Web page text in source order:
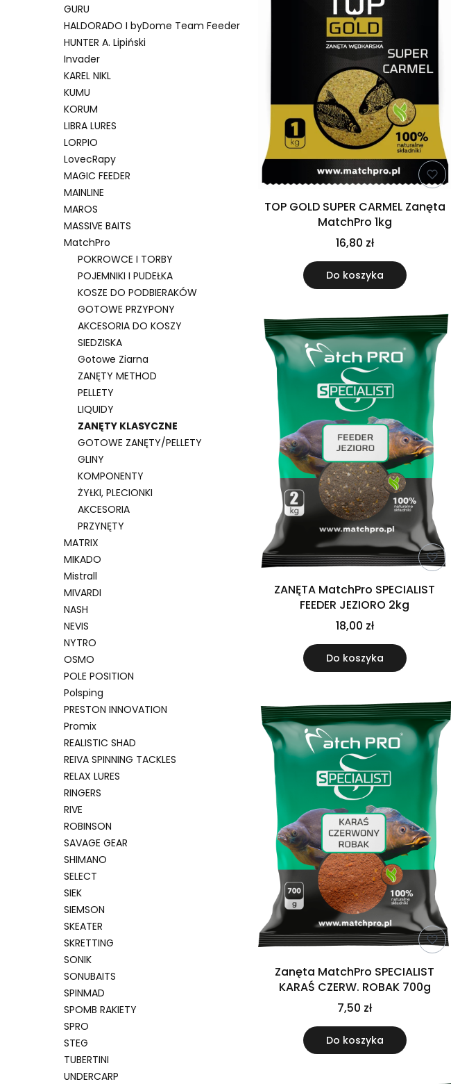
GURU
HALDORADO I byDome Team Feeder
HUNTER A. Lipiński
Invader
KAREL NIKL
KUMU
KORUM
LIBRA LURES
LORPIO
LovecRapy
MAGIC FEEDER
MAINLINE
MAROS
MASSIVE BAITS
MatchPro
POKROWCE I TORBY
POJEMNIKI I PUDEŁKA
KOSZE DO PODBIERAKÓW
GOTOWE PRZYPONY
AKCESORIA DO KOSZY
SIEDZISKA
Gotowe Ziarna
ZANĘTY METHOD
PELLETY
LIQUIDY
ZANĘTY KLASYCZNE
GOTOWE ZANĘTY/PELLETY
GLINY
KOMPONENTY
ŻYŁKI, PLECIONKI
AKCESORIA
PRZYNĘTY
MATRIX
MIKADO
Mistrall
MIVARDI
NASH
NEVIS
NYTRO
OSMO
POLE POSITION
Polsping
PRESTON INNOVATION
Promix
REALISTIC SHAD
REIVA SPINNING TACKLES
RELAX LURES
RINGERS
RIVE
ROBINSON
SAVAGE GEAR
SHIMANO
SELECT
SIEK
SIEMSON
SKEATER
SKRETTING
SONIK
SONUBAITS
SPINMAD
SPOMB RAKIETY
SPRO
STEG
TUBERTINI
UNDERCARP
TOP GOLD SUPER CARMEL Zanęta
MatchPro 1kg
16,80 zł
Do koszyka
ZANĘTA MatchPro SPECIALIST
FEEDER JEZIORO 2kg
18,00 zł
Do koszyka
Zanęta MatchPro SPECIALIST
KARAŚ CZERW. ROBAK 700g
7,50 zł
Do koszyka